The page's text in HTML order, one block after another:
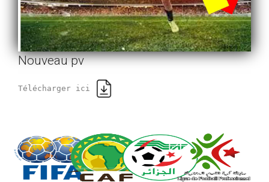
Nouveau pv
Télécharger ici